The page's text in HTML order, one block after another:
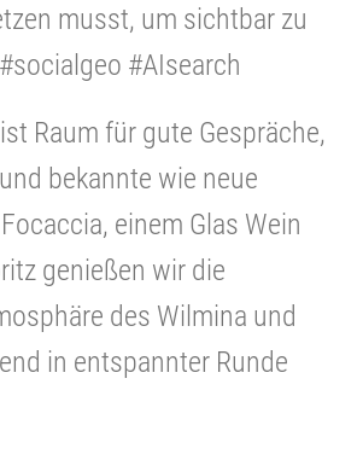
musst, um sichtbar zu
#AIsearch
Raum für gute Gespräche,
bekannte wie neue
einem Glas Wein
genießen wir die
des Wilmina und
in entspannter Runde